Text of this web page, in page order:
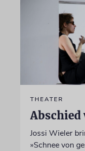
THEATER
Abschied
Jossi Wieler
»Schnee von